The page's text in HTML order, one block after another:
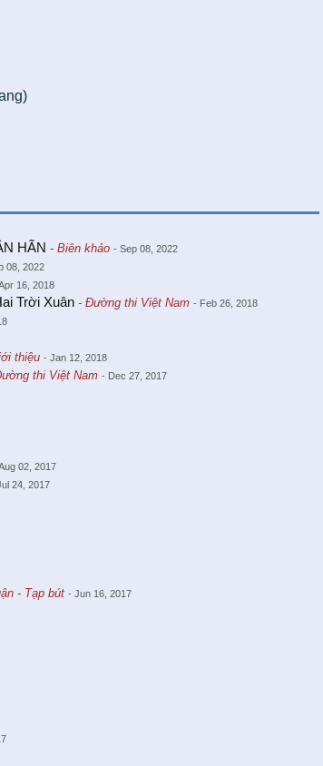
HÃN - Biên khảo - Sep 08, 2022
08, 2022
16, 2018
Trời Xuân - Đường thi Việt Nam - Feb 26, 2018
thiệu - Jan 12, 2018
thi Việt Nam - Dec 27, 2017
02, 2017
24, 2017
- Tạp bút - Jun 16, 2017